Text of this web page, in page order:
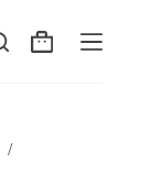
Shopping
/